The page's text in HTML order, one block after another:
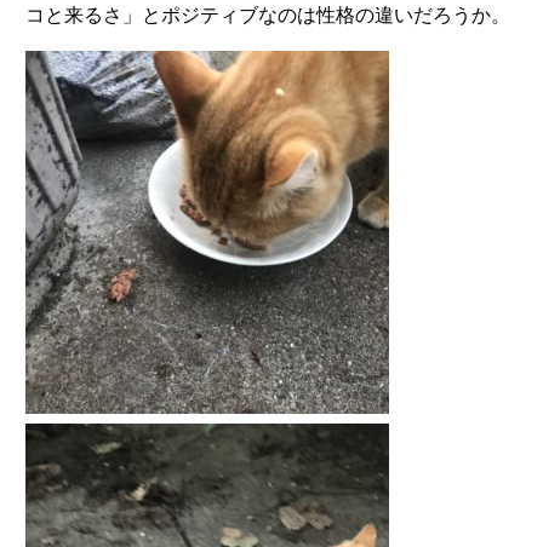
コと来るさ」とポジティブなのは性格の違いだろうか。